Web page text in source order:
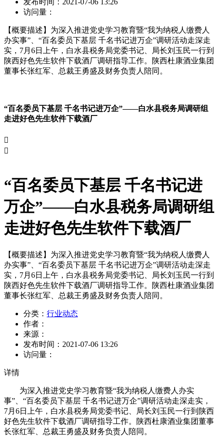
发布时间： 2021-07-06 13:26
访问量：
【概要描述】 为深入推进党史学习教育暨“我为纳税人缴费人
办实事”、“百名委员下基层 千名书记进万企”调研活动走深走
实，7月6日上午，白水县税务局党委书记、局长刘玉民一行到
陕西好色先生软件下载酒厂调研指导工作。陕西杜康酒业集团
董事长张红军、总裁王勇盛及财务负责人陪同。
“百名委员下基层 千名书记进万企”——白水县税务局调研组
走进好色先生软件下载酒厂


“百名委员下基层 千名书记进
万企”——白水县税务局调研组
走进好色先生软件下载酒厂
【概要描述】 为深入推进党史学习教育暨“我为纳税人缴费人
办实事”、“百名委员下基层 千名书记进万企”调研活动走深走
实，7月6日上午，白水县税务局党委书记、局长刘玉民一行到
陕西好色先生软件下载酒厂调研指导工作。陕西杜康酒业集团
董事长张红军、总裁王勇盛及财务负责人陪同。
分类： 行业动态
作者：
来源：
发布时间： 2021-07-06 13:26
访问量：
详情
为深入推进党史学习教育暨“我为纳税人缴费人办实
事”、“百名委员下基层 千名书记进万企”调研活动走深走实，
7月6日上午，白水县税务局党委书记、局长刘玉民一行到陕西
好色先生软件下载酒厂调研指导工作。陕西杜康酒业集团董事
长张红军、总裁王勇盛及财务负责人陪同。